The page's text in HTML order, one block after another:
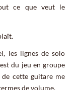
ce que veut le
les lignes de solo
du jeu en groupe
de cette guitare me
de volume.